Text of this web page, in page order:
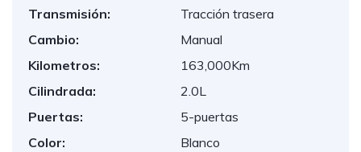
Transmisión:
Tracción trasera
Cambio:
Manual
Kilometros:
163,000Km
Cilindrada:
2.0L
Puertas:
5-puertas
Color:
Blanco